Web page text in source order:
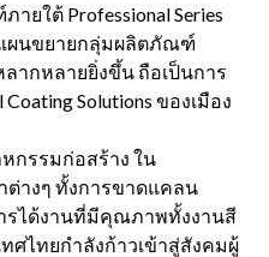
ใต้ Professional Series
ผนขยายกลุ่มผลิตภัณฑ์
ลากหลายยิ่งขึ้น ถือเป็นการ
Solutions ของเมือง
กรรมก่อสร้าง ใน
ต่างๆ ทั้งการขาดแคลน
รได้งานที่มีคุณภาพทั้งงานสี
ศไทยกำลังก้าวเข้าสู่สังคมผู้